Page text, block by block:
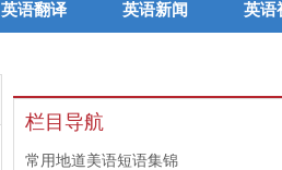
英语翻译 英语新闻 英语
栏目导航
常用地道美语短语集锦